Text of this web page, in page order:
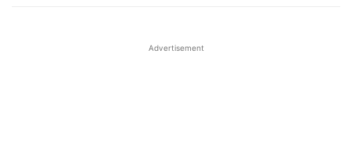
Advertisement